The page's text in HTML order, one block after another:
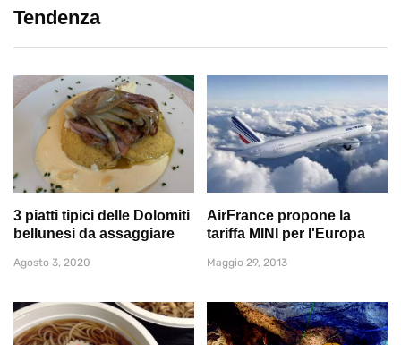
Tendenza
3 piatti tipici delle Dolomiti
bellunesi da assaggiare
Agosto 3, 2020
AirFrance propone la
tariffa MINI per l'Europa
Maggio 29, 2013